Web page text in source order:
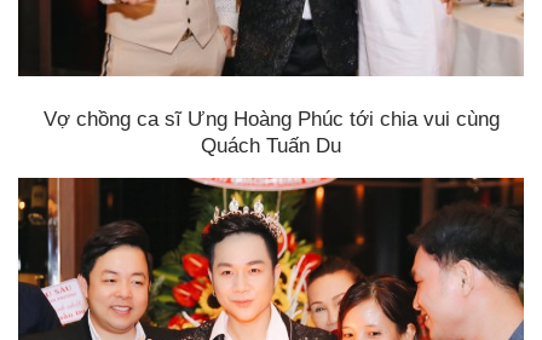
Vợ chồng ca sĩ Ưng Hoàng Phúc tới chia vui cùng
Quách Tuấn Du